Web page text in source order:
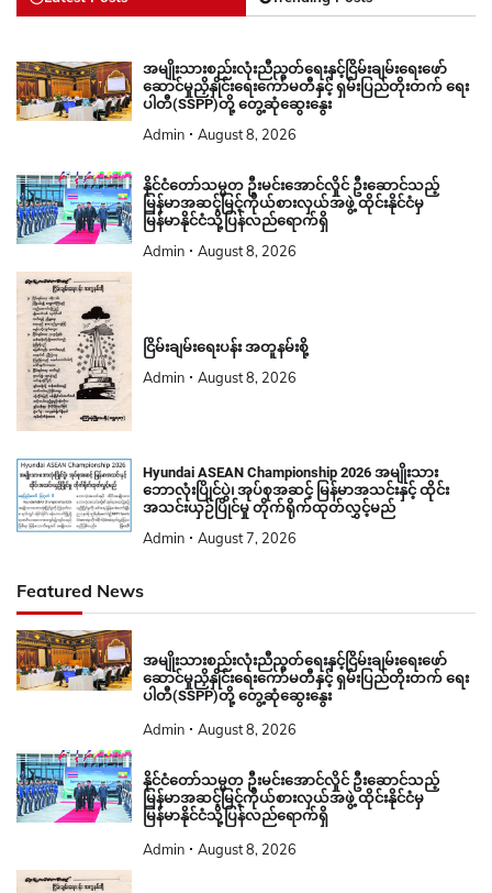
အမျိုးသားစည်းလုံးညီညွတ်ရေးနှင့်ငြိမ်းချမ်းရေးဖော်
ဆောင်မှုညှိနှိုင်းရေးကော်မတီနှင့် ရှမ်းပြည်တိုးတက် ရေး
ပါတီ(SSPP)တို့ တွေ့ဆုံဆွေးနွေး
Admin August 8, 2026
နိုင်ငံတော်သမ္မတ ဦးမင်းအောင်လှိုင် ဦးဆောင်သည့်
မြန်မာအဆင့်မြင့်ကိုယ်စားလှယ်အဖွဲ့ ထိုင်းနိုင်ငံမှ
မြန်မာနိုင်ငံသို့ပြန်လည်ရောက်ရှိ
Admin August 8, 2026
ငြိမ်းချမ်းရေးပန်း အတူနမ်းစို့
Admin August 8, 2026
Hyundai ASEAN Championship 2026 အမျိုးသား
ဘောလုံးပြိုင်ပွဲ၊ အုပ်စုအဆင့် မြန်မာအသင်းနှင့် ထိုင်း
အသင်းယှဉ်ပြိုင်မှု တိုက်ရိုက်ထုတ်လွှင့်မည်
Admin August 7, 2026
Featured News
အမျိုးသားစည်းလုံးညီညွတ်ရေးနှင့်ငြိမ်းချမ်းရေးဖော်
ဆောင်မှုညှိနှိုင်းရေးကော်မတီနှင့် ရှမ်းပြည်တိုးတက် ရေး
ပါတီ(SSPP)တို့ တွေ့ဆုံဆွေးနွေး
Admin August 8, 2026
နိုင်ငံတော်သမ္မတ ဦးမင်းအောင်လှိုင် ဦးဆောင်သည့်
မြန်မာအဆင့်မြင့်ကိုယ်စားလှယ်အဖွဲ့ ထိုင်းနိုင်ငံမှ
မြန်မာနိုင်ငံသို့ပြန်လည်ရောက်ရှိ
Admin August 8, 2026